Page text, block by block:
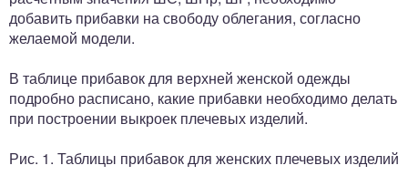
добавить прибавки на свободу облегания, согласно
желаемой модели.
В таблице прибавок для верхней женской одежды
подробно расписано, какие прибавки необходимо делать
при построении выкроек плечевых изделий.
Рис. 1. Таблицы прибавок для женских плечевых изделий